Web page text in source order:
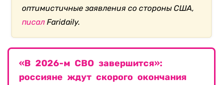
оптимистичные заявления со стороны США,
писал Faridaily.
«В 2026-м СВО завершится»:
россияне ждут скорого окончания